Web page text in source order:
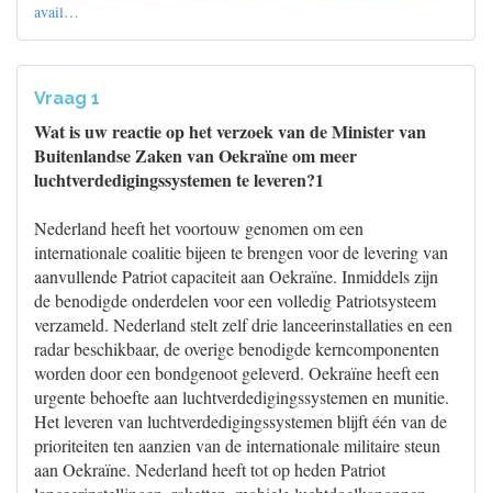
avail…
Vraag 1
Wat is uw reactie op het verzoek van de Minister van
Buitenlandse Zaken van Oekraïne om meer
luchtverdedigingssystemen te leveren?1
Nederland heeft het voortouw genomen om een
internationale coalitie bijeen te brengen voor de levering van
aanvullende Patriot capaciteit aan Oekraïne. Inmiddels zijn
de benodigde onderdelen voor een volledig Patriotsysteem
verzameld. Nederland stelt zelf drie lanceerinstallaties en een
radar beschikbaar, de overige benodigde kerncomponenten
worden door een bondgenoot geleverd. Oekraïne heeft een
urgente behoefte aan luchtverdedigingssystemen en munitie.
Het leveren van luchtverdedigingssystemen blijft één van de
prioriteiten ten aanzien van de internationale militaire steun
aan Oekraïne. Nederland heeft tot op heden Patriot